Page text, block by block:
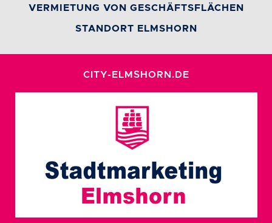
VERMIETUNG VON GESCHÄFTSFLÄCHEN
STANDORT ELMSHORN
CITY-ELMSHORN.DE